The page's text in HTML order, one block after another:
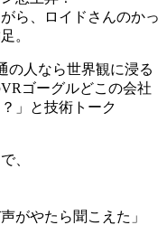
ら、ロイドさんのかっ
。
の人なら世界観に浸る
ゴーグルどこの会社
」と技術トーク
、
がやたら聞こえた」